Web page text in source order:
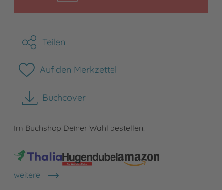
Teilen
Auf den Merkzettel
Buchcover
herunterladen
Im Buchshop Deiner Wahl bestellen:
weitere
Shops anzeigen